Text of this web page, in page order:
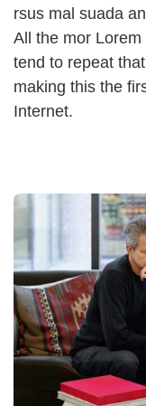
rsus mal suada
All the mor
tend to repeat
making this the
Internet.